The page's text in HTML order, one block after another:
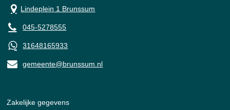
Lindeplein 1 Brunssum
045-5278555
31648165933
gemeente@brunssum.nl
Zakelijke gegevens